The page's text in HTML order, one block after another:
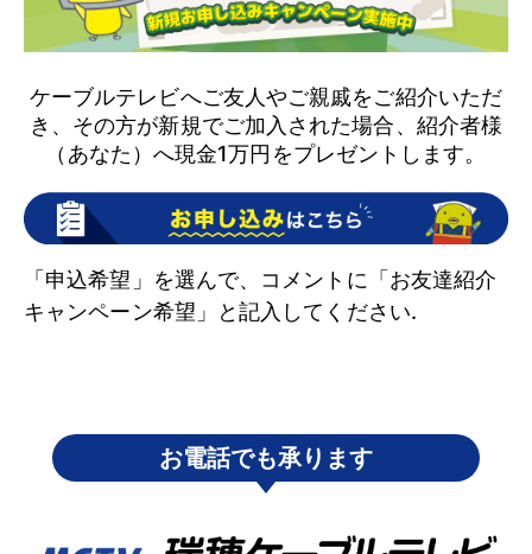
ケーブルテレビへご友人やご親戚をご紹介いただ
き、その方が新規でご加入された場合、紹介者様
（あなた）へ現金1万円をプレゼントします。
「申込希望」を選んで、コメントに「お友達紹介
キャンペーン希望」と記入してください.
お電話でも承ります